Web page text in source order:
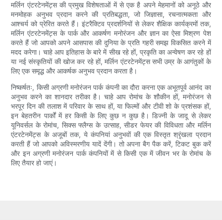
मर्लिन एंटरटेनमेंट्स की प्रमुख विशेषताओं में से एक है अपने मेहमानों को अनूठे और
मनमोहक अनुभव प्रदान करने की प्रतिबद्धता, जो जिज्ञासा, रचनात्मकता और
आश्चर्य को प्रेरित करते हैं। इंटरैक्टिव प्रदर्शनियों से लेकर शैक्षिक कार्यक्रमों तक,
मर्लिन एंटरटेनमेंट्स के पार्क और आकर्षण मनोरंजन और ज्ञान का ऐसा मिश्रण पेश
करते हैं जो आपको अपने आसपास की दुनिया के प्रति गहरी समझ विकसित करने में
मदद करेगा। चाहे आप इतिहास के बारे में सीख रहे हों, प्रकृति का अन्वेषण कर रहे हों
या नई संस्कृतियों की खोज कर रहे हों, मर्लिन एंटरटेनमेंट्स सभी उम्र के आगंतुकों के
लिए एक समृद्ध और आकर्षक अनुभव प्रदान करता है।
निष्कर्षतः, किसी अग्रणी मनोरंजन पार्क कंपनी का दौरा करना एक अभूतपूर्व आनंद का
अनुभव करने का शानदार तरीका है। चाहे आप रोमांच के शौकीन हों, मनोरंजन से
भरपूर दिन की तलाश में परिवार के साथ हों, या फिल्मों और टीवी शो के प्रशंसक हों,
इन बेहतरीन पार्कों में हर किसी के लिए कुछ न कुछ है। डिज्नी के जादू से लेकर
यूनिवर्सल के रोमांच, सिक्स फ्लैग्स के उत्साह, सीडर फेयर की विविधता और मर्लिन
एंटरटेनमेंट्स के अजूबों तक, ये कंपनियां अनुभवों की एक विस्तृत श्रृंखला प्रदान
करती हैं जो आपको अविस्मरणीय यादें देंगी। तो अपना बैग पैक करें, टिकट बुक करें
और इन अग्रणी मनोरंजन पार्क कंपनियों में से किसी एक में जीवन भर के रोमांच के
लिए तैयार हो जाएं।